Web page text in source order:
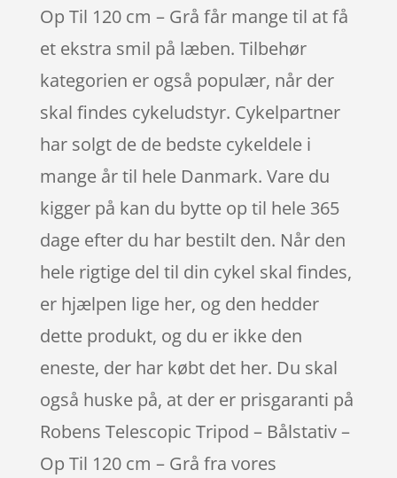
Op Til 120 cm – Grå får mange til at få
et ekstra smil på læben. Tilbehør
kategorien er også populær, når der
skal findes cykeludstyr. Cykelpartner
har solgt de de bedste cykeldele i
mange år til hele Danmark. Vare du
kigger på kan du bytte op til hele 365
dage efter du har bestilt den. Når den
hele rigtige del til din cykel skal findes,
er hjælpen lige her, og den hedder
dette produkt, og du er ikke den
eneste, der har købt det her. Du skal
også huske på, at der er prisgaranti på
Robens Telescopic Tripod – Bålstativ –
Op Til 120 cm – Grå fra vores